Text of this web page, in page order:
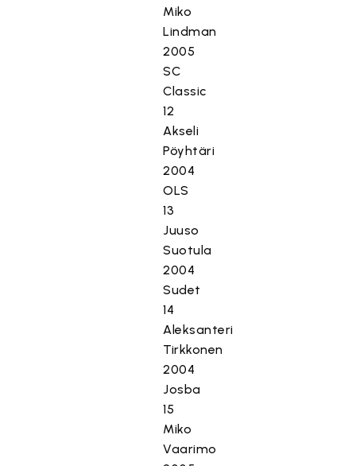
Miko
Lindman
2005
SC
Classic
12
Akseli
Pöyhtäri
2004
OLS
13
Juuso
Suotula
2004
Sudet
14
Aleksanteri
Tirkkonen
2004
Josba
15
Miko
Vaarimo